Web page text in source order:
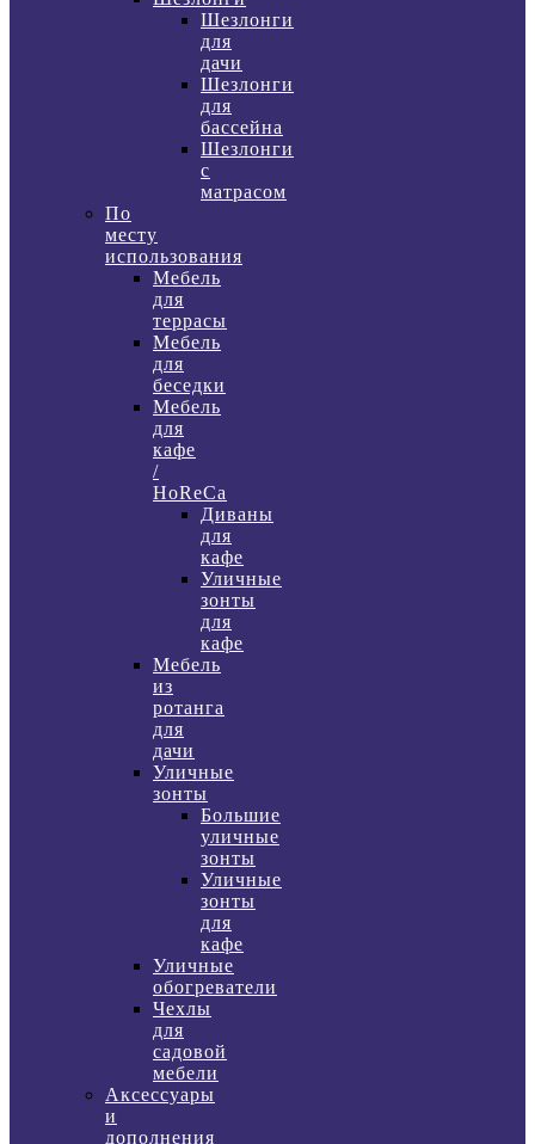
Шезлонги
для
дачи
Шезлонги
для
бассейна
Шезлонги
с
матрасом
По
месту
использования
Мебель
для
террасы
Мебель
для
беседки
Мебель
для
кафе
/
HoReCa
Диваны
для
кафе
Уличные
зонты
для
кафе
Мебель
из
ротанга
для
дачи
Уличные
зонты
Большие
уличные
зонты
Уличные
зонты
для
кафе
Уличные
обогреватели
Чехлы
для
садовой
мебели
Аксессуары
и
дополнения